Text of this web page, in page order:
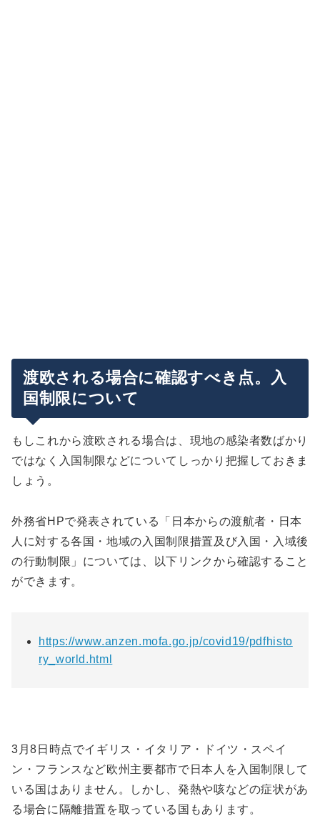
渡欧される場合に確認すべき点。入
国制限について
もしこれから渡欧される場合は、現地の感染者数ばかり
ではなく入国制限などについてしっかり把握しておきま
しょう。
外務省HPで発表されている「日本からの渡航者・日本
人に対する各国・地域の入国制限措置及び入国・入域後
の行動制限」については、以下リンクから確認すること
ができます。
https://www.anzen.mofa.go.jp/covid19/pdfhisto
ry_world.html
3月8日時点でイギリス・イタリア・ドイツ・スペイ
ン・フランスなど欧州主要都市で日本人を入国制限して
いる国はありません。しかし、発熱や咳などの症状があ
る場合に隔離措置を取っている国もあります。